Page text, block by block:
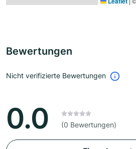
Bewertungen
Nicht verifizierte Bewertungen
0.0 (0 Bewertungen)